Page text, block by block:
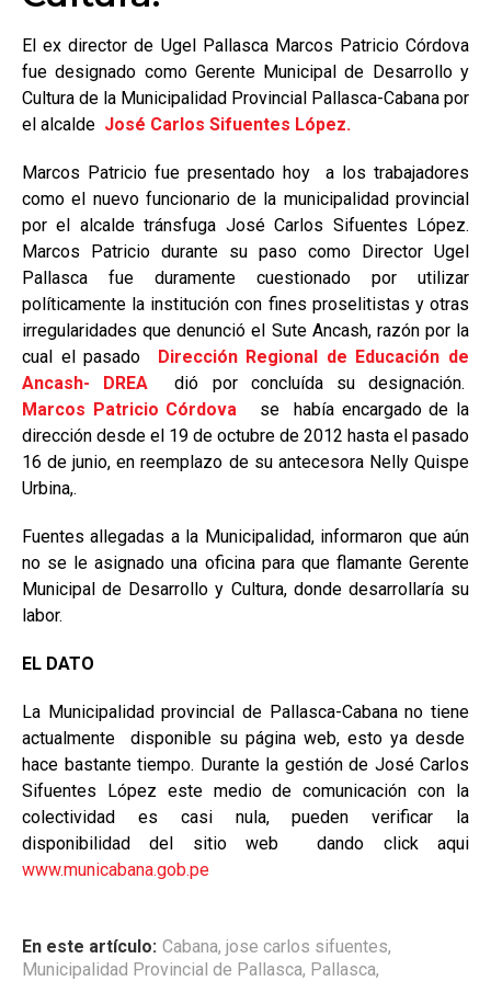
El ex director de Ugel Pallasca Marcos Patricio Córdova
fue designado como Gerente Municipal de Desarrollo y
Cultura de la Municipalidad Provincial Pallasca-Cabana por
el alcalde José Carlos Sifuentes López.
Marcos Patricio fue presentado hoy a los trabajadores
como el nuevo funcionario de la municipalidad provincial
por el alcalde tránsfuga José Carlos Sifuentes López.
Marcos Patricio durante su paso como Director Ugel
Pallasca fue duramente cuestionado por utilizar
políticamente la institución con fines proselitistas y otras
irregularidades que denunció el Sute Ancash, razón por la
cual el pasado Dirección Regional de Educación de
Ancash- DREA
dió por concluída su designación.
Marcos Patricio Córdova se había encargado de la
dirección desde el 19 de octubre de 2012 hasta el pasado
16 de junio, en reemplazo de su antecesora Nelly Quispe
Urbina,.
Fuentes allegadas a la Municipalidad, informaron que aún
no se le asignado una oficina para que flamante Gerente
Municipal de Desarrollo y Cultura, donde desarrollaría su
labor.
EL DATO
La Municipalidad provincial de Pallasca-Cabana no tiene
actualmente disponible su página web, esto ya desde
hace bastante tiempo. Durante la gestión de José Carlos
Sifuentes López este medio de comunicación con la
colectividad es casi nula, pueden verificar la
disponibilidad del sitio web dando click aqui
www.municabana.gob.pe
En este artículo: Cabana, jose carlos sifuentes,
Municipalidad Provincial de Pallasca, Pallasca,